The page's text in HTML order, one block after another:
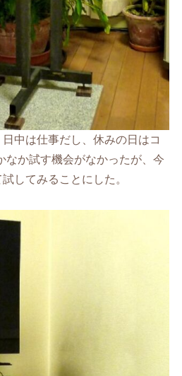
中は仕事だし、休みの日はコ
なか試す機会がなかったが、今
してみることにした。